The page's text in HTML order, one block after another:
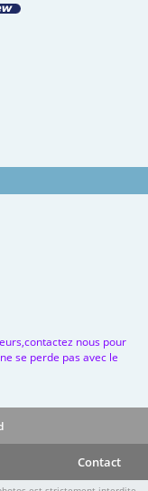
nous pour
se perde pas avec le
Contact